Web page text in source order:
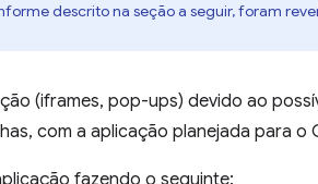
descrito na seção a seguir, foram
(iframes, pop-ups) devido ao
com a aplicação planejada para o
fazendo o seguinte: